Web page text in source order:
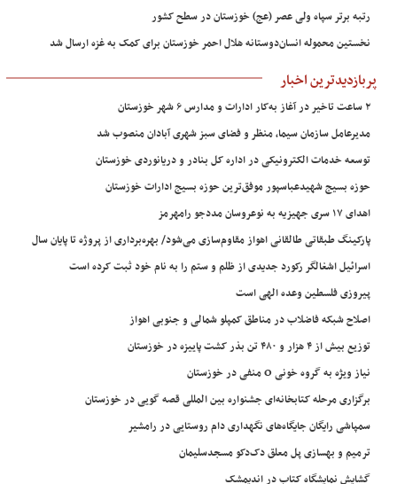
رتبه برتر سپاه ولی عصر (عج) خوزستان در سطح کشور
نخستین محموله انسان‌دوستانه هلال احمر خوزستان برای کمک به غزه ارسال شد
پربازدیدترین اخبار
۲ ساعت تاخیر در آغاز به‌کار ادارات و مدارس ۶ شهر خوزستان
مدیرعامل سازمان سیما، منظر و فضای سبز شهری آبادان منصوب شد
توسعه خدمات الکترونیکی در اداره کل بنادر و دریانوردی خوزستان
حوزه بسیج شهیدعباسپور موفق‌ترین حوزه بسیج ادارات خوزستان
اهدای ۱۷ سری جهیزیه به نوعروسان مددجو رامهرمز
پارکینگ طبقاتی طالقانی اهواز مقاوم‌سازی می‌شود/ بهره‌برداری از پروژه تا پایان سال
اسرائیل اشغالگر رکورد جدیدی از ظلم و ستم را به نام خود ثبت کرده است
پیروزی فلسطین وعده الهی است
اصلاح شبکه فاضلاب در مناطق کمپلو شمالی و جنوبی اهواز
توزیع بیش از ۴ هزار و ۴۸۰ تن بذر کشت پاییزه در خوزستان
نیاز ویژه به گروه خونی O منفی در خوزستان
برگزاری مرحله کتابخانه‌ای جشنواره بین المللی قصه گویی در خوزستان
سمپاشی رایگان جایگاه‌های نگهداری دام روستایی در رامشیر
ترمیم و بهسازی پل معلق دک‌دکو مسجدسلیمان
گشایش نمایشگاه کتاب در اندیمشک